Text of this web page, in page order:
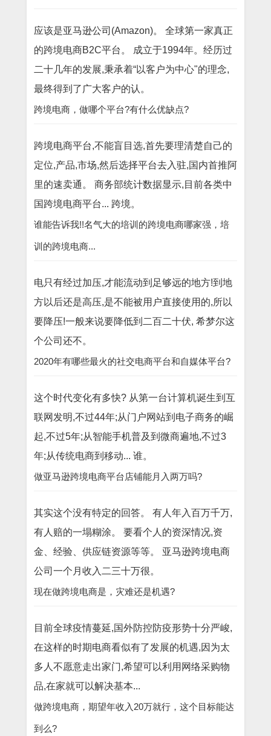
应该是亚马逊公司(Amazon)。 全球第一家真正
的跨境电商B2C平台。 成立于1994年。经历过
二十几年的发展,秉承着“以客户为中心"的理念,
最终得到了广大客户的认。
跨境电商，做哪个平台?有什么优缺点?
跨境电商平台,不能盲目选,首先要理清楚自己的
定位,产品,市场,然后选择平台去入驻,国内首推阿
里的速卖通。 商务部统计数据显示,目前各类中
国跨境电商平台... 跨境。
谁能告诉我!!名气大的培训的跨境电商哪家强，培
训的跨境电商...
电只有经过加压,才能流动到足够远的地方!到地
方以后还是高压,是不能被用户直接使用的,所以
要降压!一般来说要降低到二百二十伏, 希梦尔这
个公司还不。
2020年有哪些最火的社交电商平台和自媒体平台?
这个时代变化有多快? 从第一台计算机诞生到互
联网发明,不过44年;从门户网站到电子商务的崛
起,不过5年;从智能手机普及到微商遍地,不过3
年;从传统电商到移动... 谁。
做亚马逊跨境电商平台店铺能月入两万吗?
其实这个没有特定的回答。 有人年入百万千万,
有人赔的一塌糊涂。 要看个人的资深情况,资
金、经验、供应链资源等等。 亚马逊跨境电商
公司一个月收入二三十万很。
现在做跨境电商是，灾难还是机遇?
目前全球疫情蔓延,国外防控防疫形势十分严峻,
在这样的时期电商看似有了发展的机遇,因为太
多人不愿意走出家门,希望可以利用网络采购物
品,在家就可以解决基本...
做跨境电商，期望年收入20万就行，这个目标能达
到么?